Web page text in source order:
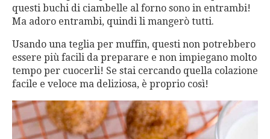
questi buchi di ciambelle al forno sono in entrambi!
Ma adoro entrambi, quindi li mangerò tutti.
Usando una teglia per muffin, questi non potrebbero
essere più facili da preparare e non impiegano molto
tempo per cuocerli! Se stai cercando quella colazione
facile e veloce ma deliziosa, è proprio così!